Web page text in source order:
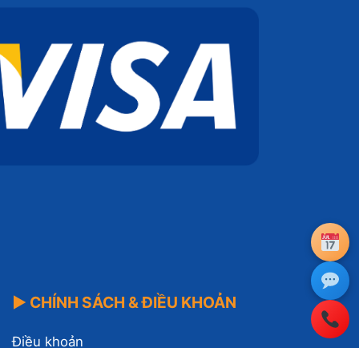
▶ CHÍNH SÁCH & ĐIỀU KHOẢN
Điều khoản